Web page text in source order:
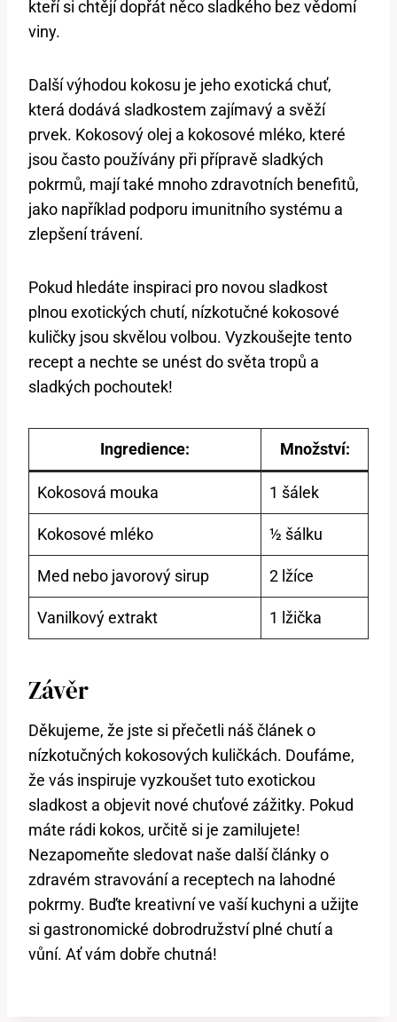
kteří si chtějí dopřát něco sladkého bez vědomí
viny.
Další výhodou kokosu je jeho exotická chuť,
která dodává sladkostem zajímavý a svěží
prvek. Kokosový olej a kokosové mléko, které
jsou často používány při přípravě sladkých
pokrmů, mají také mnoho zdravotních benefitů,
jako například podporu imunitního systému a
zlepšení trávení.
Pokud hledáte inspiraci pro novou sladkost
plnou exotických chutí, nízkotučné kokosové
kuličky jsou skvělou volbou. Vyzkoušejte tento
recept a nechte se unést do světa tropů a
sladkých pochoutek!
Ingredience: Množství:
Kokosová mouka 1 šálek
Kokosové mléko ½ šálku
Med nebo javorový sirup 2 lžíce
Vanilkový extrakt 1 lžička
Závěr
Děkujeme, že jste si přečetli náš článek o
nízkotučných kokosových kuličkách. Doufáme,
že vás inspiruje vyzkoušet tuto exotickou
sladkost a objevit nové chuťové zážitky. Pokud
máte rádi kokos, určitě si je zamilujete!
Nezapomeňte sledovat naše další články o
zdravém stravování a receptech na lahodné
pokrmy. Buďte kreativní ve vaší kuchyni a užijte
si gastronomické dobrodružství plné chutí a
vůní. Ať vám dobře chutná!